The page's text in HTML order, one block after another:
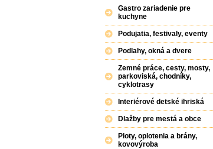
Gastro zariadenie pre
kuchyne
Podujatia, festivaly, eventy
Podlahy, okná a dvere
Zemné práce, cesty, mosty,
parkoviská, chodníky,
cyklotrasy
Interiérové detské ihriská
Dlažby pre mestá a obce
Ploty, oplotenia a brány,
kovovýroba